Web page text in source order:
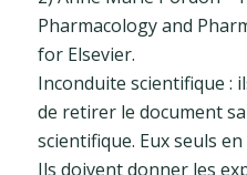
Pharmacology and
for Elsevier.
Inconduite scientifique :
de retirer le document
scientifique. Eux seuls
Ils doivent donner les